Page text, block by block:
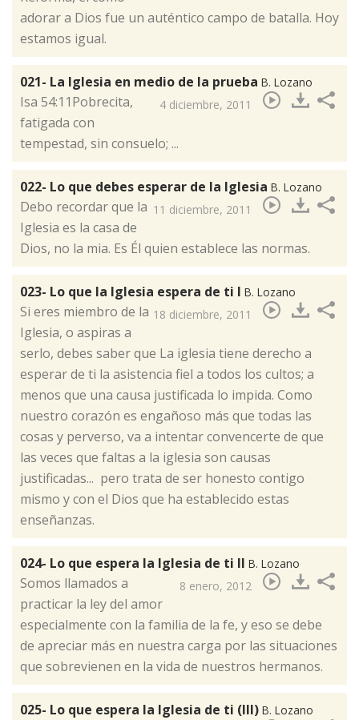
adorar a Dios fue un auténtico campo de batalla. Hoy
estamos igual.
021- La Iglesia en medio de la prueba B. Lozano
4 diciembre, 2011
Isa 54:11Pobrecita,
fatigada con
tempestad, sin consuelo; ...
022- Lo que debes esperar de la Iglesia B. Lozano
11 diciembre, 2011
Debo recordar que la
Iglesia es la casa de
Dios, no la mia. Es Él quien establece las normas.
023- Lo que la Iglesia espera de ti I B. Lozano
18 diciembre, 2011
​Si eres miembro de la
Iglesia, o aspiras a
serlo, debes saber que La iglesia tiene derecho a
esperar de ti la asistencia fiel a todos los cultos; a
menos que una causa justificada lo impida. Como
nuestro corazón es engañoso más que todas las
cosas y perverso, va a intentar convencerte de que
las veces que faltas a la iglesia son causas
justificadas... pero trata de ser honesto contigo
mismo y con el Dios que ha establecido estas
enseñanzas.
024- Lo que espera la Iglesia de ti II B. Lozano
8 enero, 2012
​Somos llamados a
practicar la ley del amor
especialmente con la familia de la fe, y eso se debe
de apreciar más en nuestra carga por las situaciones
que sobrevienen en la vida de nuestros hermanos.
025- Lo que espera la Iglesia de ti (III) B. Lozano